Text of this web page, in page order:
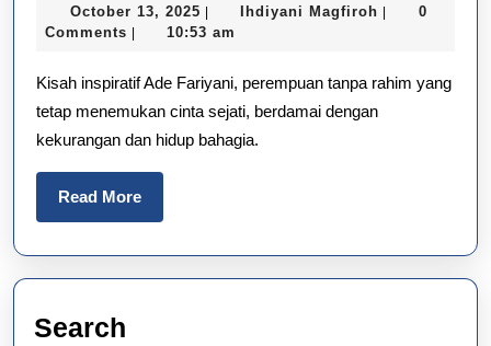
Ade
Perempuan
Tanpa
Rahim
Cinta
dan
October 13, 2025 October
13,
Ihdiyani Magfiroh Ihdiyani
0
Comments
10:53 am
Kisah inspiratif Ade Fariyani, perempuan tanpa rahim yang
tetap menemukan cinta sejati, berdamai dengan
kekurangan dan hidup bahagia.
Read MoreRead
More
Search